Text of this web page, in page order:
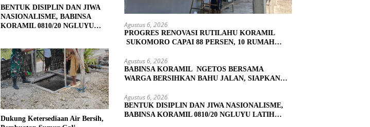
BENTUK DISIPLIN DAN JIWA
NASIONALISME, BABINSA
KORAMIL 0810/20 NGLUYU
Dukung Ketersediaan Air Bersih,
Agustus 6, 2026
PROGRES RENOVASI RUTILAHU KORAMIL
SUKOMORO CAPAI 88 PERSEN, 10 RUMAH
Agustus 6, 2026
BABINSA KORAMIL NGETOS BERSAMA
WARGA BERSIHKAN BAHU JALAN, SIAPKAN
Agustus 6, 2026
BENTUK DISIPLIN DAN JIWA NASIONALISME,
BABINSA KORAMIL 0810/20 NGLUYU LATIH